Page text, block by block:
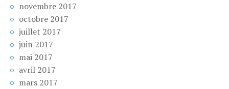
novembre 2017
octobre 2017
juillet 2017
juin 2017
mai 2017
avril 2017
mars 2017